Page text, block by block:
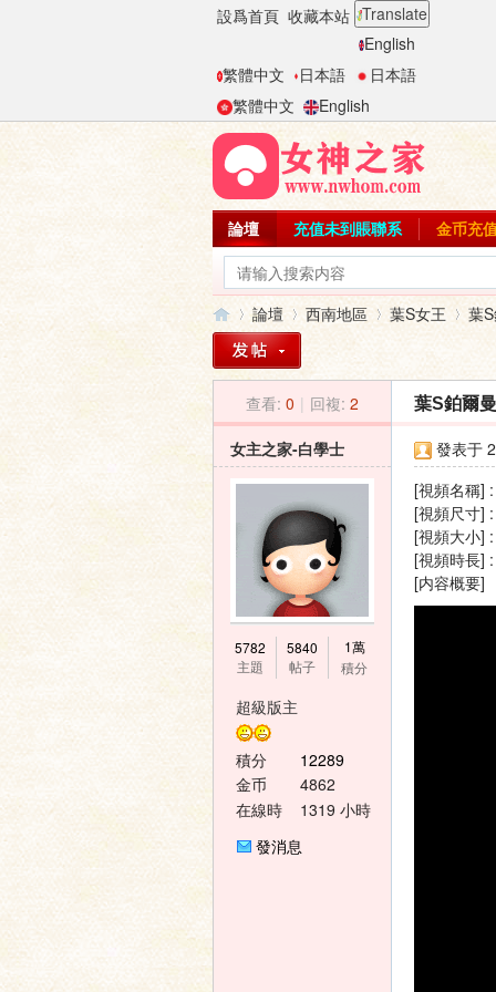
設爲首頁 收藏本站 Translate
English
繁體中文
日本語
日本語
繁體中文
English
論壇 充值未到賬聯系 金币充
論壇
›
西南地區 葉S女王
›
葉
查看: 0 | 回複: 2 葉S鉑爾
女主之家-白學士
5782
主題
5840
帖子
1萬
積分
超級版主
積分
12289
金币
4862
在線時
1319 小時
發消息
發表于
[視頻名稱]
[視頻尺寸]
[視頻大小]
[視頻時長]
[内容概要]